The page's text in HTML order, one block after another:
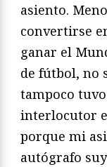
asiento.
convertirse
ganar el
de fútbol, no
tampoco
interlocutor
porque mi
autógrafo